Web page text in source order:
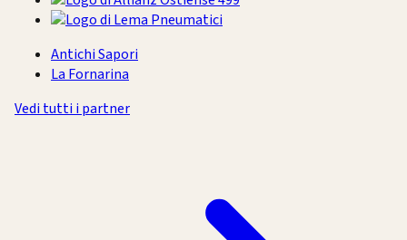
Antichi Sapori
La Fornarina
Vedi tutti i partner